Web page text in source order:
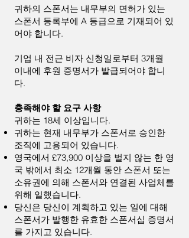
귀하의 스폰서는 내무부의 면허가 있는
스폰서 등록부에 A 등급으로 기재되어 있
어야 합니다.
기업 내 전근 비자 신청일로부터 3개월
이내에 후원 증명서가 발급되어야 합니
다.
충족해야 할 요구 사항
귀하는 18세 이상입니다.
귀하는 현재 내무부가 스폰서로 승인한
조직에 고용되어 있습니다.
영국에서 £73,900 이상을 벌지 않는 한 영
국 밖에서 최소 12개월 동안 스폰서 또는
소유권에 의해 스폰서와 연결된 사업체를
위해 일했습니다.
당신은 당신이 계획하고 있는 일에 대해
스폰서가 발행한 유효한 스폰서십 증명서
를 가지고 있습니다.